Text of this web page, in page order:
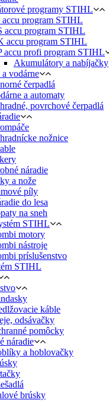
programy STIHL
program STIHL
accu program STIHL
accu program STIHL
accu profi program STIHL
Akumulátory a nabíjačky
vodárne
čerpadlá
a automaty
povrchové čerpadlá
nožnice
náradie
a nože
píly
do lesa
na sneh
STIHL
motory
nástroje
príslušenstvo
STIHL
káble
odsávačky
pomôcky
náradie
a hoblovačky
brúsky